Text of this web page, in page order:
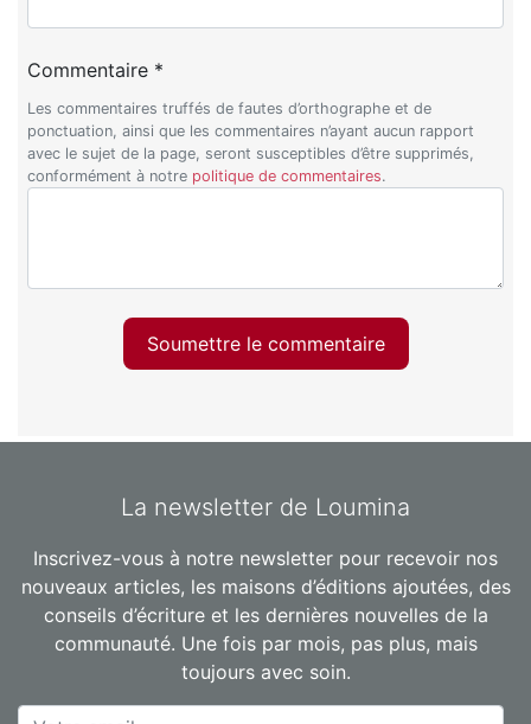
Commentaire *
Les commentaires truffés de fautes d’orthographe et de
ponctuation, ainsi que les commentaires n’ayant aucun rapport
avec le sujet de la page, seront susceptibles d’être supprimés,
conformément à notre politique de commentaires.
Soumettre le commentaire
La newsletter de Loumina
Inscrivez-vous à notre newsletter pour recevoir nos
nouveaux articles, les maisons d’éditions ajoutées, des
conseils d’écriture et les dernières nouvelles de la
communauté. Une fois par mois, pas plus, mais
toujours avec soin.